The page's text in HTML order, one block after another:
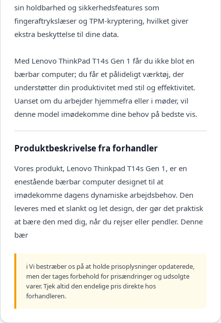
sin holdbarhed og sikkerhedsfeatures som
fingeraftrykslæser og TPM-kryptering, hvilket giver
ekstra beskyttelse til dine data.
Med Lenovo ThinkPad T14s Gen 1 får du ikke blot en
bærbar computer; du får et pålideligt værktøj, der
understøtter din produktivitet med stil og effektivitet.
Uanset om du arbejder hjemmefra eller i møder, vil
denne model imødekomme dine behov på bedste vis.
Produktbeskrivelse fra forhandler
Vores produkt, Lenovo Thinkpad T14s Gen 1, er en
enestående bærbar computer designet til at
imødekomme dagens dynamiske arbejdsbehov. Den
leveres med et slankt og let design, der gør det praktisk
at bære den med dig, når du rejser eller pendler. Denne
bær
ℹ️ Vi bestræber os på at holde prisoplysninger opdaterede,
men der tages forbehold for prisændringer og udsolgte
varer. Tjek altid den endelige pris direkte hos
forhandleren.